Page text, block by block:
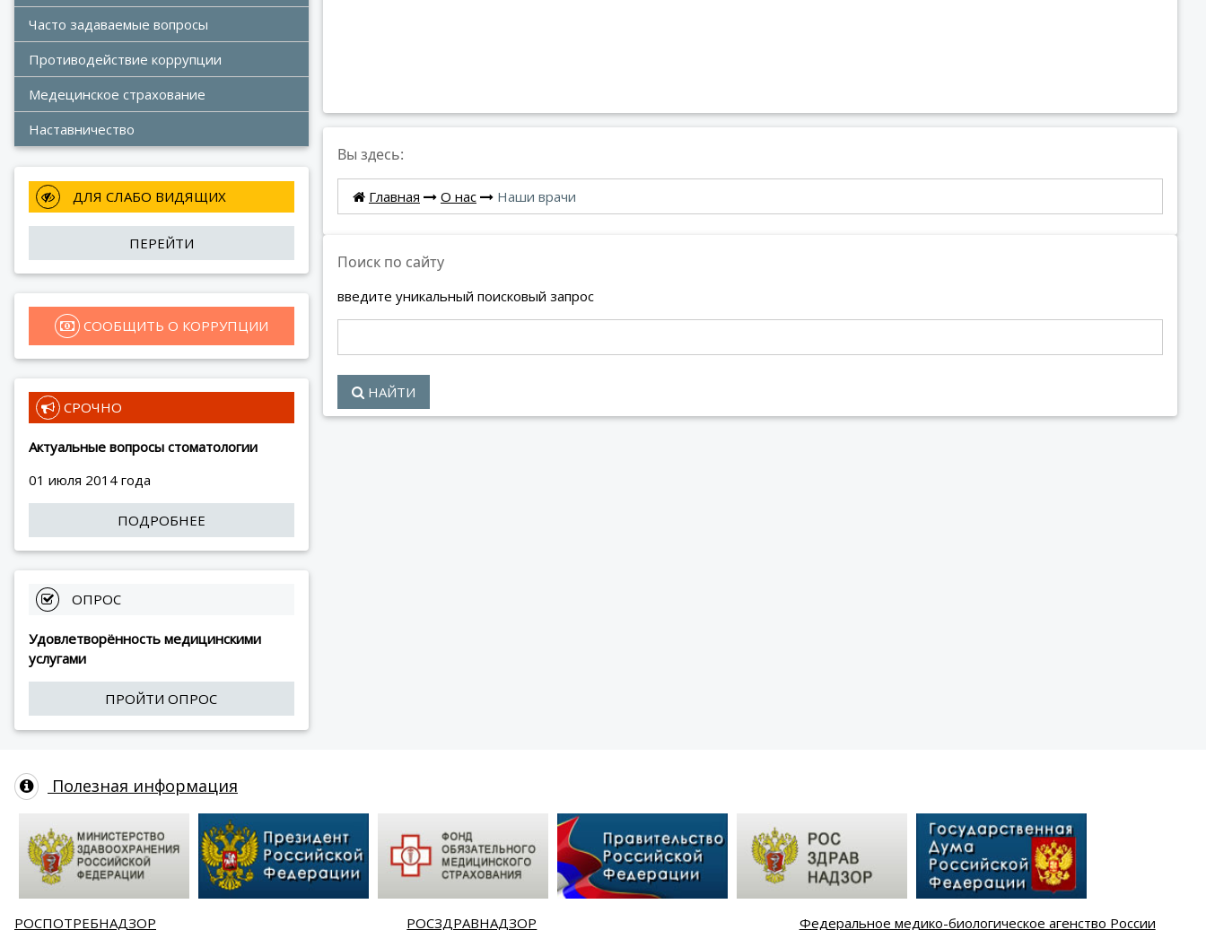
Часто задаваемые вопросы
Противодействие коррупции
Медецинское страхование
Наставничество
ДЛЯ СЛАБО ВИДЯЩИХ
ПЕРЕЙТИ
СООБЩИТЬ О КОРРУПЦИИ
СРОЧНО
Актуальные вопросы стоматологии
01 июля 2014 года
ПОДРОБНЕЕ
ОПРОС
Удовлетворённость медицинскими
услугами
ПРОЙТИ ОПРОС
Вы здесь:
Главная О нас Наши врачи
Поиск по сайту
введите уникальный поисковый запрос
НАЙТИ
Полезная информация
РОСПОТРЕБНАДЗОР РОСЗДРАВНАДЗОР Федеральное медико-биологическое агенство России